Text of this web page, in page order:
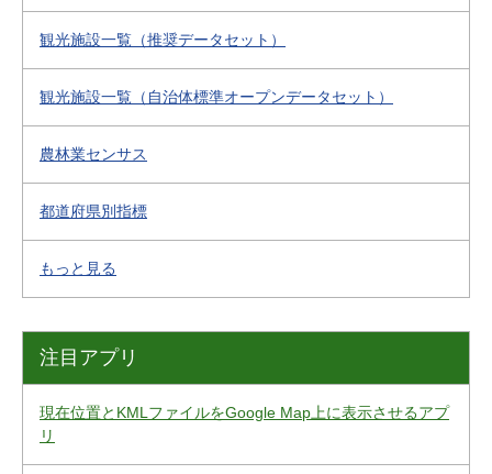
観光施設一覧（推奨データセット）
観光施設一覧（自治体標準オープンデータセット）
農林業センサス
都道府県別指標
もっと見る
注目アプリ
現在位置とKMLファイルをGoogle Map上に表示させるアプ
リ